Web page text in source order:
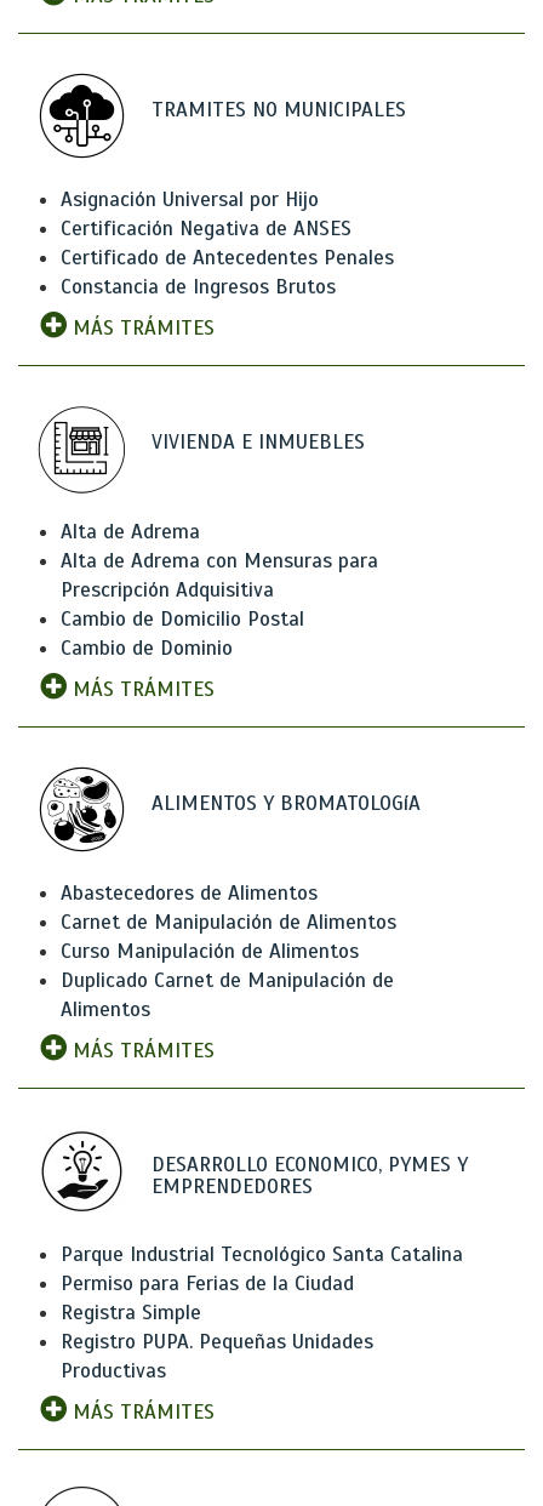
TRAMITES NO MUNICIPALES
Asignación Universal por Hijo
Certificación Negativa de ANSES
Certificado de Antecedentes Penales
Constancia de Ingresos Brutos
MÁS TRÁMITES
VIVIENDA E INMUEBLES
Alta de Adrema
Alta de Adrema con Mensuras para
Prescripción Adquisitiva
Cambio de Domicilio Postal
Cambio de Dominio
MÁS TRÁMITES
ALIMENTOS Y BROMATOLOGíA
Abastecedores de Alimentos
Carnet de Manipulación de Alimentos
Curso Manipulación de Alimentos
Duplicado Carnet de Manipulación de
Alimentos
MÁS TRÁMITES
DESARROLLO ECONOMICO, PYMES Y
EMPRENDEDORES
Parque Industrial Tecnológico Santa Catalina
Permiso para Ferias de la Ciudad
Registra Simple
Registro PUPA. Pequeñas Unidades
Productivas
MÁS TRÁMITES